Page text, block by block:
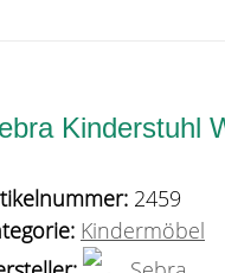
Kinderstuhl
2459
Kindermöbel